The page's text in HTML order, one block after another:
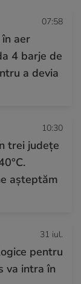
07:58
aer
4 barje de
a devia
10:30
trei județe
așteptăm
31 iul.
pentru
va intra în